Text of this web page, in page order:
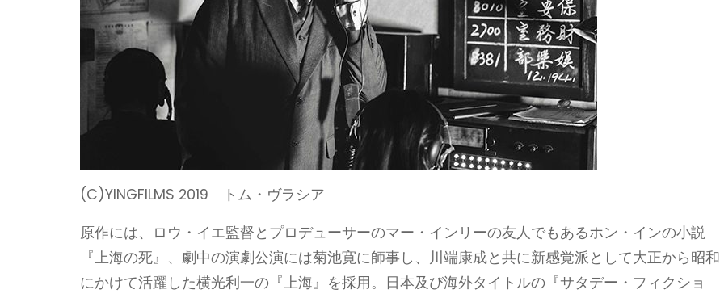
(C)YINGFILMS 2019 トム・ヴラシア
原作には、ロウ・イエ監督とプロデューサーのマー・インリーの友人でもあるホン・インの小説
『上海の死』、劇中の演劇公演には菊池寛に師事し、川端康成と共に新感覚派として大正から昭和
にかけて活躍した横光利一の『上海』を採用。日本及び海外タイトルの『サタデー・フィクショ